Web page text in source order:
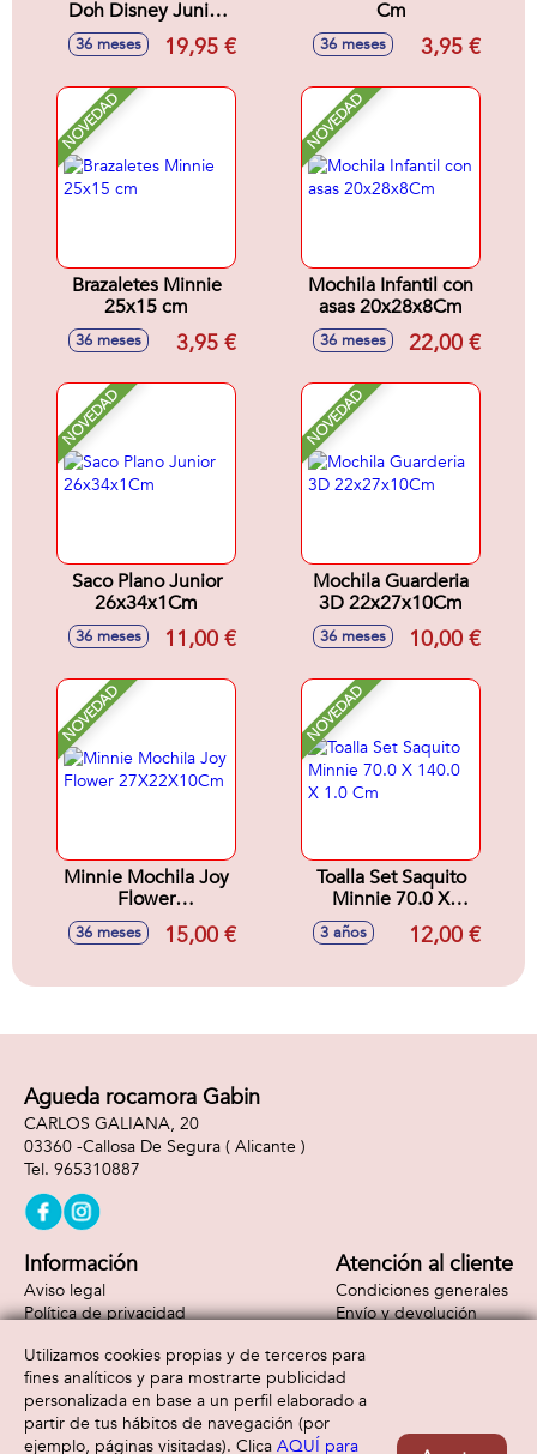
Doh Disney Junior
On-The-Go (Garaje
o Panaderia).
accesorios. -
Modelos surtidos
36 meses 19,95 €
Cm
36 meses 3,95 €
NOVEDAD
Brazaletes Minnie
25x15 cm
36 meses 3,95 €
NOVEDAD
Mochila Infantil con
asas 20x28x8Cm
36 meses 22,00 €
NOVEDAD
Saco Plano Junior
26x34x1Cm
36 meses 11,00 €
NOVEDAD
Mochila Guarderia
3D 22x27x10Cm
36 meses 10,00 €
NOVEDAD
Minnie Mochila Joy
Flower
27X22X10Cm
36 meses 15,00 €
NOVEDAD
Toalla Set Saquito
Minnie 70.0 X
140.0 X 1.0 Cm
3 años 12,00 €
Agueda rocamora Gabin
CARLOS GALIANA, 20
03360 -Callosa De Segura ( Alicante )
965310887
Información
Aviso legal
Política de privacidad
Atención al cliente
Condiciones generales
Envío y devolución
Formas de pago
Utilizamos cookies propias y de terceros para
fines analíticos y para mostrarte publicidad
personalizada en base a un perfil elaborado a
partir de tus hábitos de navegación (por
ejemplo, páginas visitadas). Clica AQUÍ para